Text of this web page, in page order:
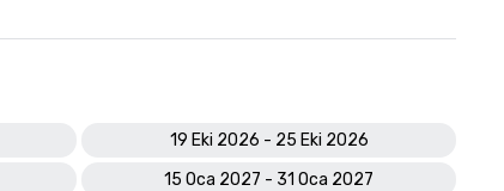
19 Eki 2026 - 25 Eki 2026
15 Oca 2027 - 31 Oca 2027